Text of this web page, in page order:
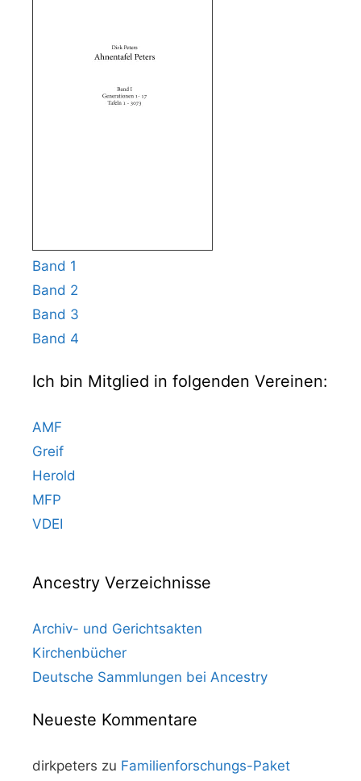
Band 1
Band 2
Band 3
Band 4
Ich bin Mitglied in folgenden Vereinen:
AMF
Greif
Herold
MFP
VDEI
Ancestry Verzeichnisse
Archiv- und Gerichtsakten
Kirchenbücher
Deutsche Sammlungen bei Ancestry
Neueste Kommentare
dirkpeters zu Familienforschungs-Paket